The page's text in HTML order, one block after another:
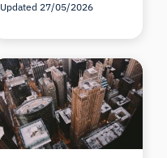
Updated 27/05/2026